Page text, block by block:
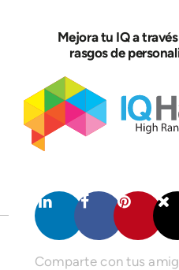
Mejora tu IQ a
rasgos de
Comparte con tus